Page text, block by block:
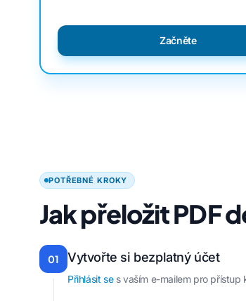
Začněte
POTŘEBNÉ KROKY
Jak přeložit PDF
01 Vytvořte si bezplatný účet
Přihlásit ses vaším e-mailem pro přístup